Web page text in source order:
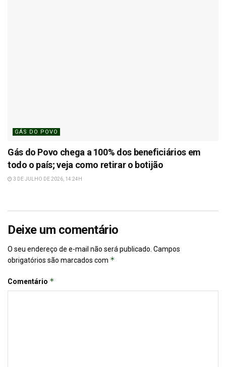
GÁS DO POVO
Gás do Povo chega a 100% dos beneficiários em
todo o país; veja como retirar o botijão
3 DE JULHO DE 2026, 14:24H
Deixe um comentário
O seu endereço de e-mail não será publicado. Campos
obrigatórios são marcados com *
Comentário *